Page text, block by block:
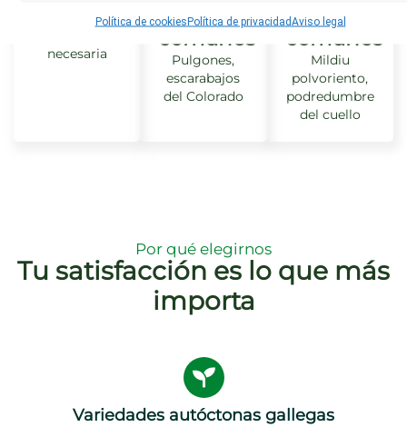
Política de cookiesPolítica de privacidadAviso legal
Poda
necesaria
Plagas
comunes
Pulgones,
escarabajos
del Colorado
comunes
Mildiu
polvoriento,
podredumbre
del cuello
Por qué elegirnos
Tu satisfacción es lo que más
importa
Variedades autóctonas gallegas